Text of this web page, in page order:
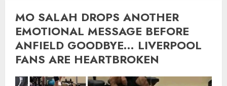
MO SALAH DROPS ANOTHER
EMOTIONAL MESSAGE BEFORE
ANFIELD GOODBYE… LIVERPOOL
FANS ARE HEARTBROKEN